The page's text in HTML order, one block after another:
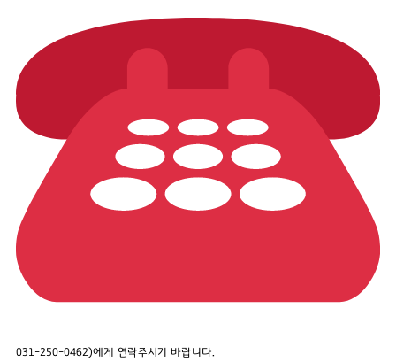
031-250-0462)에게 연락주시기 바랍니다.